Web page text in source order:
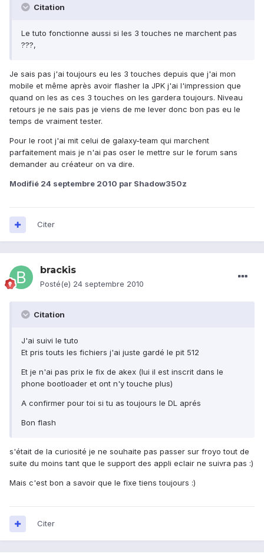
Citation
Le tuto fonctionne aussi si les 3 touches ne marchent pas
???,
Je sais pas j'ai toujours eu les 3 touches depuis que j'ai mon
mobile et même après avoir flasher la JPK j'ai l'impression que
quand on les as ces 3 touches on les gardera toujours. Niveau
retours je ne sais pas je viens de me lever donc bon pas eu le
temps de vraiment tester.
Pour le root j'ai mit celui de galaxy-team qui marchent
parfaitement mais je n'ai pas oser le mettre sur le forum sans
demander au créateur on va dire.
Modifié 24 septembre 2010 par Shadow350z
Citer
brackis
Posté(e) 24 septembre 2010
Citation
J'ai suivi le tuto
Et pris touts les fichiers j'ai juste gardé le pit 512
Et je n'ai pas prix le fix de akex (lui il est inscrit dans le
phone bootloader et ont n'y touche plus)
A confirmer pour toi si tu as toujours le DL aprés
Bon flash
s'était de la curiosité je ne souhaite pas passer sur froyo tout de
suite du moins tant que le support des appli eclair ne suivra pas :)
Mais c'est bon a savoir que le fixe tiens toujours :)
Citer